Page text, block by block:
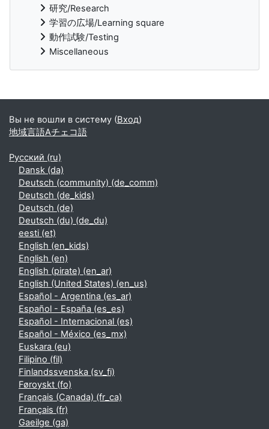
研究/Research
学習の広場/Learning square
動作試験/Testing
Miscellaneous
Дополнительные блоки
Вы не вошли в систему (Вход)
地域言語Aチェコ語
Русский ‎(ru)‎
Dansk ‎(da)‎
Deutsch (community) ‎(de_comm)‎
Deutsch ‎(de_kids)‎
Deutsch ‎(de)‎
Deutsch (du) ‎(de_du)‎
eesti ‎(et)‎
English ‎(en_kids)‎
English ‎(en)‎
English (pirate) ‎(en_ar)‎
English (United States) ‎(en_us)‎
Español - Argentina ‎(es_ar)‎
Español - España ‎(es_es)‎
Español - Internacional ‎(es)‎
Español - México ‎(es_mx)‎
Euskara ‎(eu)‎
Filipino ‎(fil)‎
Finlandssvenska ‎(sv_fi)‎
Føroyskt ‎(fo)‎
Français (Canada) ‎(fr_ca)‎
Français ‎(fr)‎
Gaeilge ‎(ga)‎